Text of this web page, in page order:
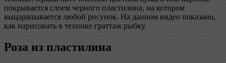
покрывается слоем черного пластилина, на котором
выцарапывается любой рисунок. На данном видео показано,
как нарисовать в технике граттаж рыбку.
Роза из пластилина